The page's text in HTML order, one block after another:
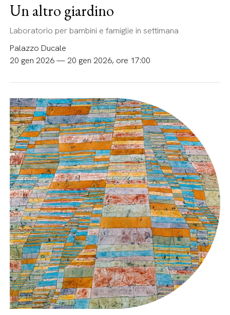
Un altro giardino
Laboratorio per bambini e famiglie in settimana
Palazzo Ducale
20 gen 2026 — 20 gen 2026, ore 17:00